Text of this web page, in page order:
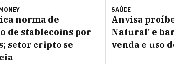
norma de
de stablecoins por
setor cripto se
SAÚDE
Anvisa
Natural' e
venda e uso